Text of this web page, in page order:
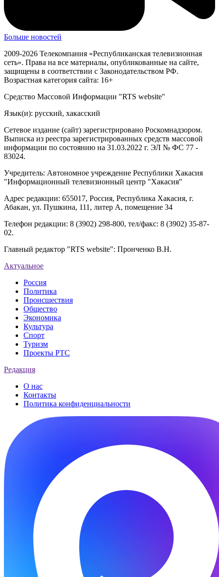
Больше новостей
2009-2026 Телекомпания «Республиканская телевизионная
сеть». Права на все материалы, опубликованные на сайте,
защищены в соответствии с Законодательством РФ.
Возрастная категория сайта: 16+
Средство Массовой Информации "RTS website"
Язык(и): русский, хакасский
Сетевое издание (сайт) зарегистрировано Роскомнадзором.
Выписка из реестра зарегистрированных средств массовой
информации по состоянию на 31.03.2022 г. ЭЛ № ФС 77 -
83024.
Учредитель: Автономное учреждение Республики Хакасия
"Информационный телевизионный центр "Хакасия"
Адрес редакции: 655017, Россия, Республика Хакасия, г.
Абакан, ул. Пушкина, 111, литер А, помещение 34
Телефон редакции: 8 (3902) 298-800, тел/факс: 8 (3902) 35-87-
02.
Главный редактор "RTS website": Пронченко В.Н.
Актуальное
Россия
Политика
Происшествия
Общество
Экономика
Культура
Спорт
Туризм
Проекты РТС
Редакция
О нас
Контакты
Политика конфиденциальности